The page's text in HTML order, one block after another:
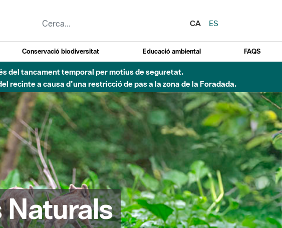
CA
ES
Conservació biodiversitat Educació ambiental FAQS
del tancament temporal per motius de seguretat.
recinte a causa d'una restricció de pas a la zona de la Foradada.
Naturals